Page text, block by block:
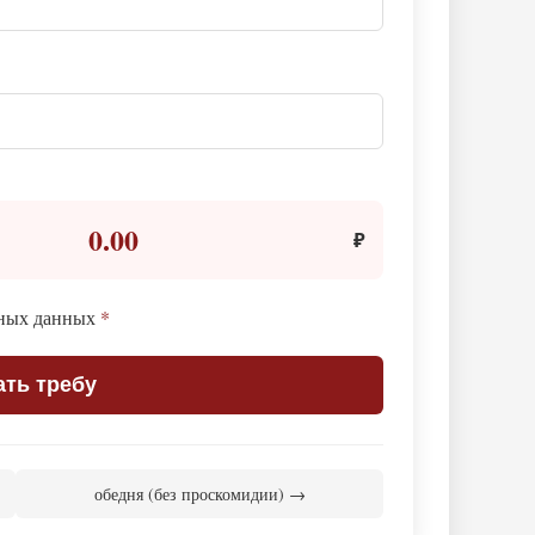
0.00 ₽
данных *
требу
обедня (без проскомидии) →